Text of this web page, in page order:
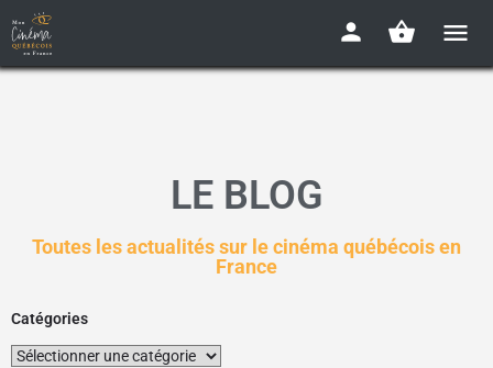
LE BLOG
Toutes les actualités sur le cinéma québécois en
France
Catégories